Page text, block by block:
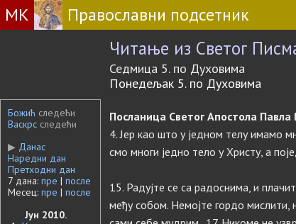
МК Православни подсетник
Читање из Светог
Седмица 5. по Духовима
Понедељак 5. по Духовима
Божић следећи
Васкрс следећи
▶ Данас
Наредни дан
Претходни дан
7 дана: пре | после
Месец: пре | после
Јун 2010.
Посланица Светог Апостола
4. Јер као што у једном телу имамо
смо многи једно тело у Христу, а
15. Радујте се са радоснима, и
међу собом. Немојте гордо мислити,